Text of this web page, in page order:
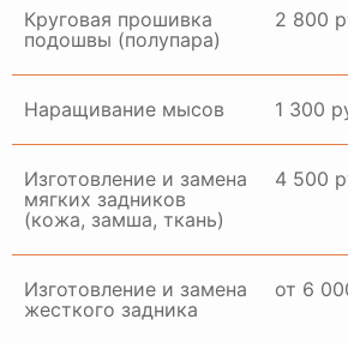
Круговая прошивка
подошвы (полупара)
2 800
Наращивание мысов 1 300
Изготовление и замена
мягких задников
(кожа, замша, ткань)
4 500
Изготовление и замена
жесткого задника
от 6